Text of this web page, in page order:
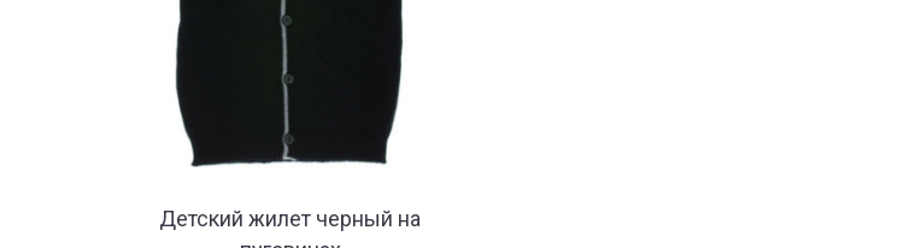
Детский жилет черный на